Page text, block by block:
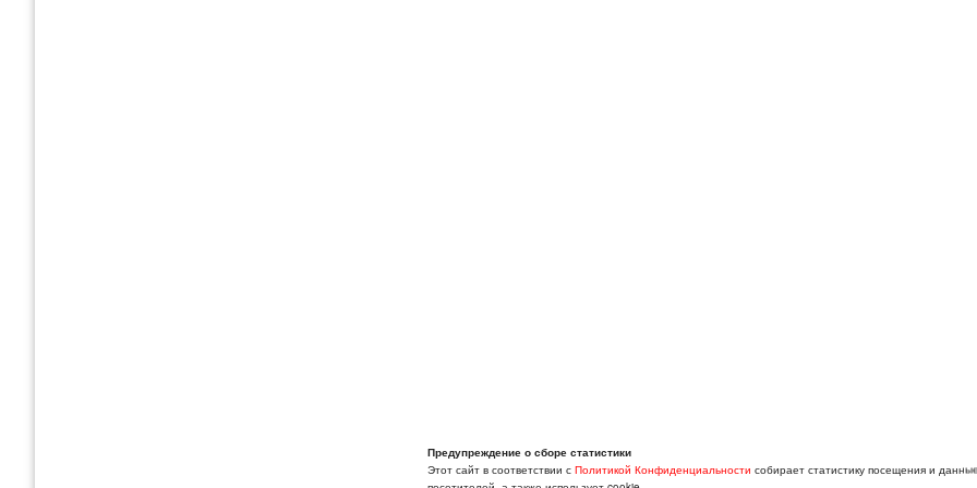
Предупреждение о сборе статистики
Этот сайт в соответствии с Политикой Конфиденциальности собирает статистику посещения и